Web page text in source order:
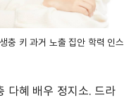
충 키 과거 노출 집안 학력 인스
다혜 배우 정지소. 드라